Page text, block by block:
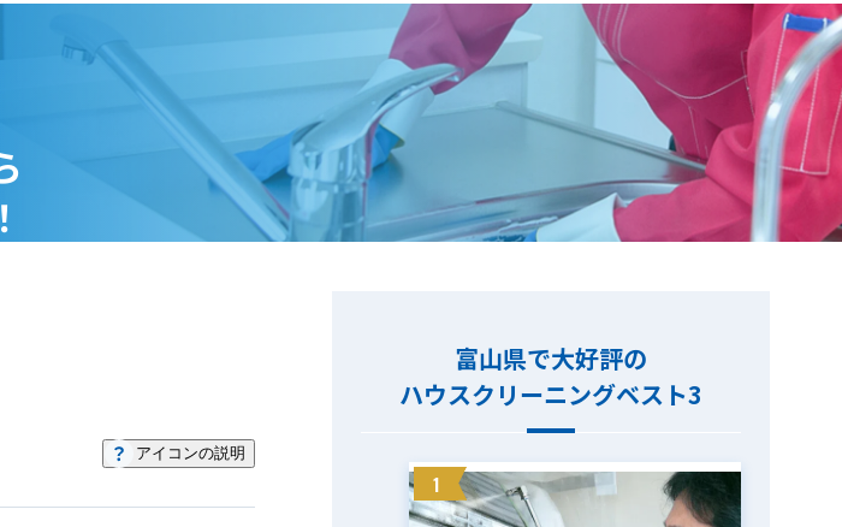
アイコンの説明
富山県で大好評の
ハウスクリーニングベスト3
1